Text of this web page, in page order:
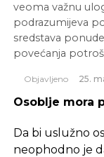
veoma važnu
podrazumijeva
sredstava
povećanja
Objavljeno 25.
Osoblje mora
Da bi uslužno
neophodno je